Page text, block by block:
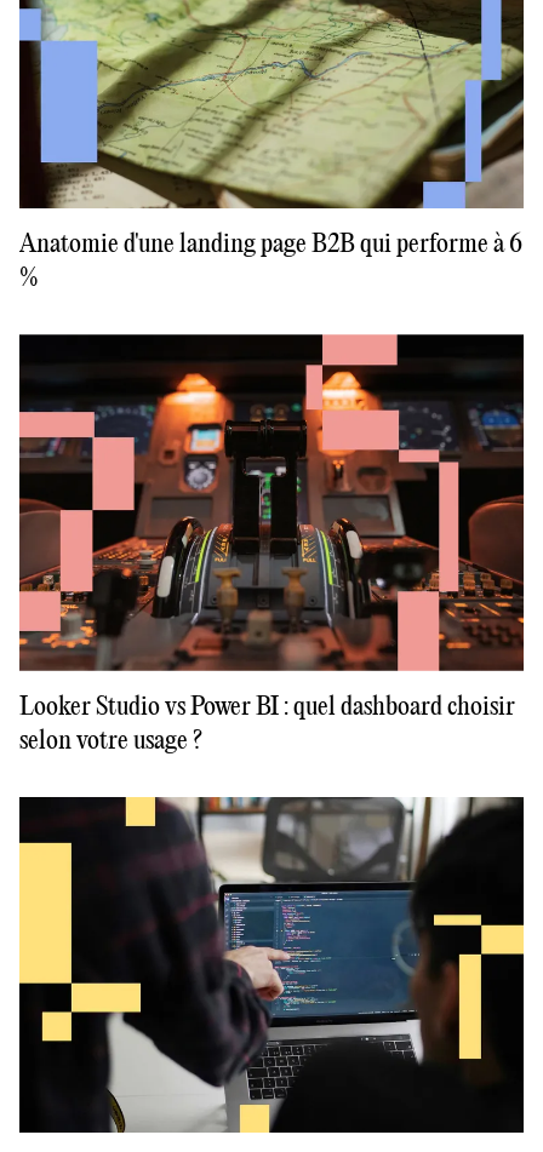
Anatomie d'une landing page B2B qui performe à 6
%
Looker Studio vs Power BI : quel dashboard choisir
selon votre usage ?